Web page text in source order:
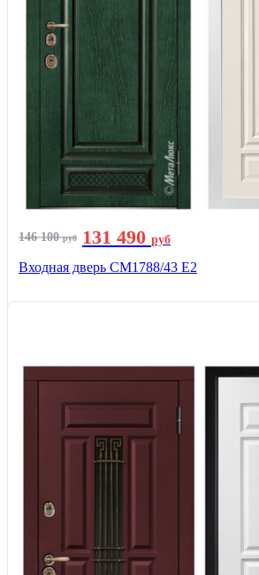
146 100руб 131 490 руб
Входная дверь СМ1788/43 E2